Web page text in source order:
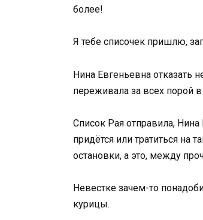
более!
Я тебе списочек пришлю,
Нина Евгеньевна отказать
переживала за всех порой
Список Рая отправила,
придётся или тратиться на
остановки, а это, между
Невестке зачем-то
курицы.